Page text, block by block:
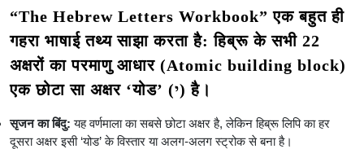
“The Hebrew Letters Workbook” एक बहुत ही
गहरा भाषाई तथ्य साझा करता है: हिब्रू के सभी 22
अक्षरों का परमाणु आधार (Atomic building block)
एक छोटा सा अक्षर ‘योड’ (י) है।
सृजन का बिंदु: यह वर्णमाला का सबसे छोटा अक्षर है, लेकिन हिब्रू लिपि का हर
दूसरा अक्षर इसी ‘योड’ के विस्तार या अलग-अलग स्ट्रोक से बना है।